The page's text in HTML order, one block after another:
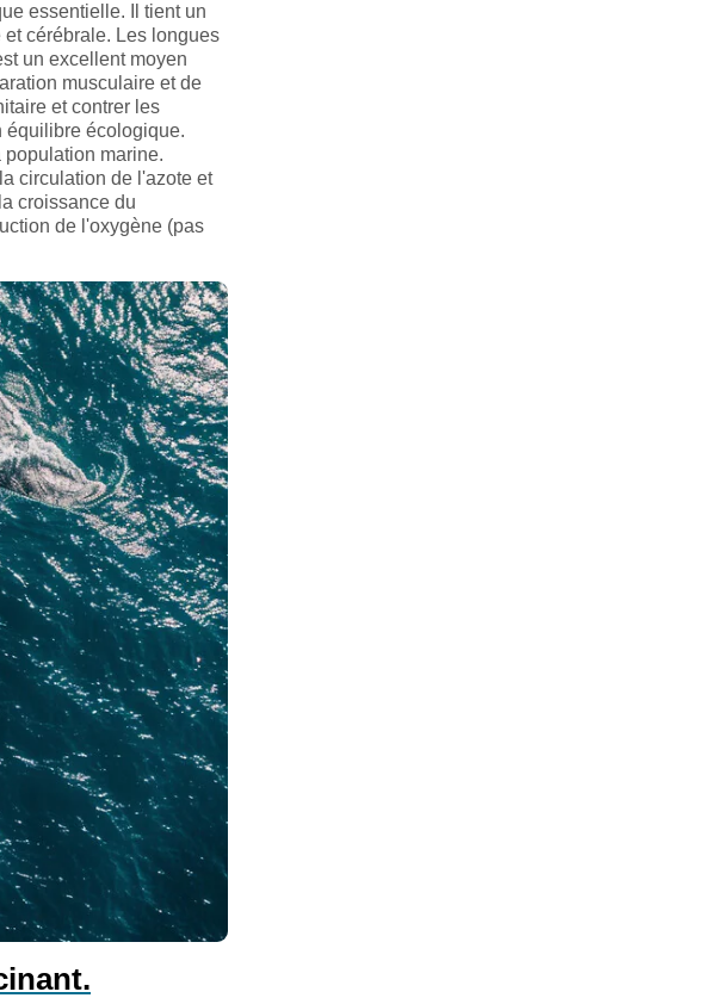
essentielle. Il tient un
cérébrale. Les longues
un excellent moyen
musculaire et de
et contrer les
équilibre écologique.
population marine.
circulation de l'azote et
croissance du
de l'oxygène (pas